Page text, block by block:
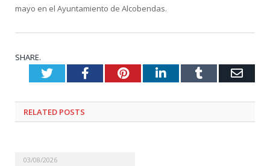
mayo en el Ayuntamiento de Alcobendas.
SHARE.
TwitterFacebookPinterestLinkedInTumblr
RELATED POSTS
03/08/2026